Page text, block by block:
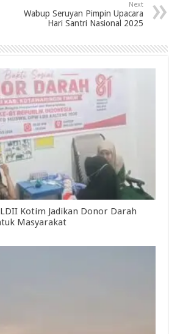
Next
Wabup Seruyan Pimpin Upacara
Hari Santri Nasional 2025
Kotim Jadikan Donor Darah
Masyarakat